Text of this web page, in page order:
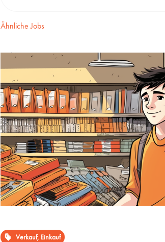
Ähnliche Jobs
Verkauf, Einkauf